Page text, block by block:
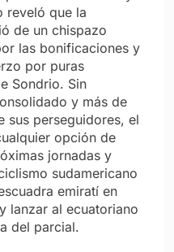
reveló que la
de un chispazo
las bonificaciones y
por puras
Sondrio. Sin
y más de
sus perseguidores, el
opción de
jornadas y
sudamericano
emiratí en
lanzar al ecuatoriano
del parcial.